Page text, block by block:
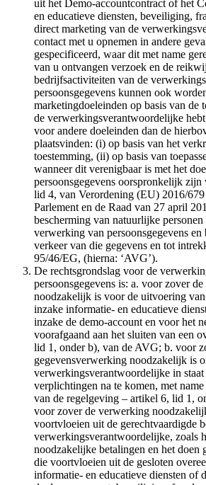
uit het Demo-accountcontract of het
en educatieve diensten, beveiliging,
direct marketing van de
contact met u opnemen in andere
gespecificeerd, waar dit met name
van u ontvangen verzoek en de
bedrijfsactiviteiten van de
persoonsgegevens kunnen ook
marketingdoeleinden op basis van de
de verwerkingsverantwoordelijke
voor andere doeleinden dan de
plaatsvinden: (i) op basis van het
toestemming, (ii) op basis van
wanneer dit verenigbaar is met het
persoonsgegevens oorspronkelijk
lid 4, van Verordening (EU) 2016/679
Parlement en de Raad van 27 april
bescherming van natuurlijke
verwerking van persoonsgegevens
verkeer van die gegevens en tot
95/46/EG, (hierna: ‘AVG’).
De rechtsgrondslag voor de
persoonsgegevens is: a. voor zover
noodzakelijk is voor de uitvoering
inzake informatie- en educatieve
inzake de demo-account en voor het
voorafgaand aan het sluiten van een
lid 1, onder b), van de AVG; b. voor
gegevensverwerking noodzakelijk is
verwerkingsverantwoordelijke in
verplichtingen na te komen, met
van de regelgeving – artikel 6, lid 1,
voor zover de verwerking
voortvloeien uit de gerechtvaardigde
verwerkingsverantwoordelijke, zoals
noodzakelijke betalingen en het doen
die voortvloeien uit de gesloten
informatie- en educatieve diensten of